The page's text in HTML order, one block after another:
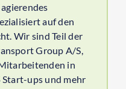
auf den
Wir sind Teil der
Group A/S,
in
Start-ups und mehr